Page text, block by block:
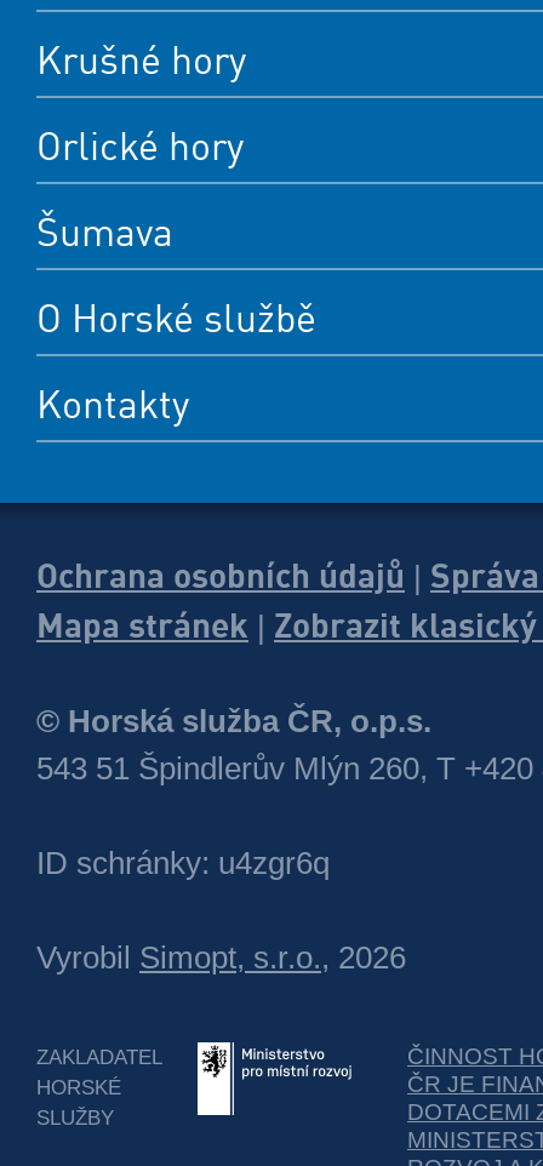
Krušné hory
Orlické hory
Šumava
O Horské službě
Kontakty
Ochrana osobních údajů
Mapa stránek
Zobrazit
© Horská služba ČR, o.p.s.
543 51 Špindlerův Mlýn 260, T +420
ID schránky: u4zgr6q
Vyrobil Simopt, s.r.o., 2026
ZAKLADATEL
HORSKÉ
SLUŽBY
ČINNOST
ČR JE
DOTACEMI